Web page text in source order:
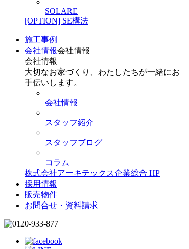
SOLARE
[OPTION] SE構法
施工事例
会社情報会社情報
会社情報
大切なお家づくり、わたしたちが一緒にお
手伝いします。
会社情報
スタッフ紹介
スタッフブログ
コラム
株式会社アーキテックス企業総合 HP
採用情報
販売物件
お問合せ・資料請求